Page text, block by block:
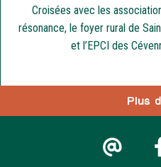
Plus
Croisées avec les
résonance, le foyer rural de
et l’EPCI des